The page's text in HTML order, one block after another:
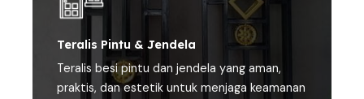
Teralis Pintu & Jendela
Teralis besi pintu dan jendela yang aman,
praktis, dan estetik untuk menjaga keamanan